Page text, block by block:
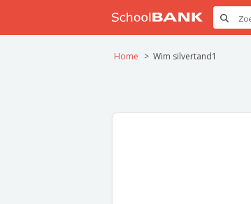
Home Wim silvertand1